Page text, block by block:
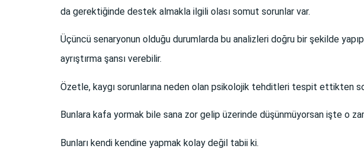
da gerektiğinde destek almakla ilgili olası somut sorunlar var.
Üçüncü senaryonun olduğu durumlarda bu analizleri doğru bir şekilde
ayrıştırma şansı verebilir.
Özetle, kaygı sorunlarına neden olan psikolojik tehditleri tespit ettikten
Bunlara kafa yormak bile sana zor gelip üzerinde düşünmüyorsan işte o
Bunları kendi kendine yapmak kolay değil tabii ki.